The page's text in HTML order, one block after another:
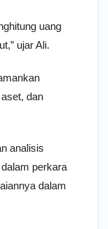
uang
ujar Ali.
dan
analisis
perkara
dalam